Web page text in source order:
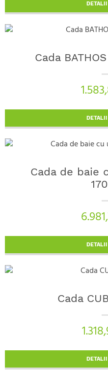
Cada
Cada de baie
Cada